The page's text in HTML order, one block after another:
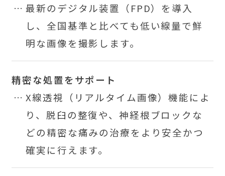
最新のデジタル装置（FPD）を導入
し、全国基準と比べても低い線量で鮮
明な画像を撮影します。
精密な処置をサポート
X線透視（リアルタイム画像）機能によ
り、脱臼の整復や、神経根ブロックな
どの精密な痛みの治療をより安全かつ
確実に行えます。